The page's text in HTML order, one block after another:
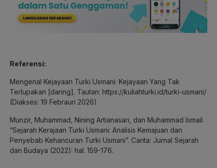
Referensi:
Mengenal Kejayaan Turki Usmani: Kejayaan Yang Tak
Terlupakan [daring]. Tautan: https://kuliahturki.id/turki-usmani/
(Diakses: 19 Febrauri 2026)
Munzir, Muhammad, Nining Artianasari, dan Muhammad Ismail.
“Sejarah Kerajaan Turki Usmani: Analisis Kemajuan dan
Penyebab Kehancuran Turki Usmani”. Carita: Jurnal Sejarah
dan Budaya (2022): hal. 159-176.